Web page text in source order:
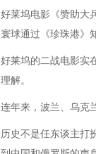
好莱坞电影《赞助大
寰球通过《珍珠港》
好莱坞的二战电影实
理解。
连年来，波兰、乌克
历史不是任东谈主打